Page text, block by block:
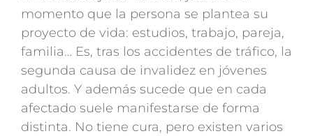
momento que la persona se plantea su
proyecto de vida: estudios, trabajo, pareja,
familia… Es, tras los accidentes de tráfico, la
segunda causa de invalidez en jóvenes
adultos. Y además sucede que en cada
afectado suele manifestarse de forma
distinta. No tiene cura, pero existen varios